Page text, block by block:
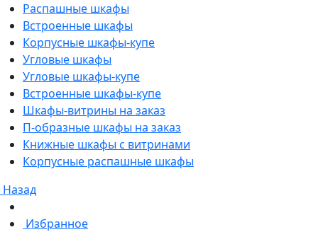
Распашные шкафы
Встроенные шкафы
Корпусные шкафы-купе
Угловые шкафы
Угловые шкафы-купе
Встроенные шкафы-купе
Шкафы-витрины на заказ
П-образные шкафы на заказ
Книжные шкафы с витринами
Корпусные распашные шкафы
Назад
Избранное